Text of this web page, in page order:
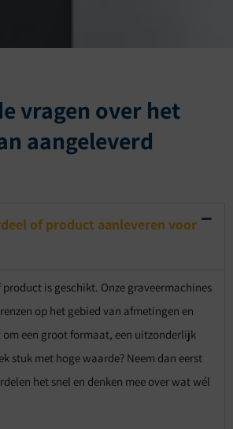
vragen over het
aangeleverd
of product aanleveren voor
is geschikt. Onze graveermachines
op het gebied van afmetingen en
een groot formaat, een uitzonderlijk
stuk met hoge waarde? Neem dan eerst
het snel en denken mee over wat wél